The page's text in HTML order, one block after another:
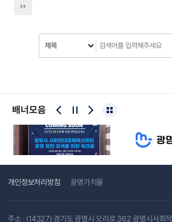
배너모음
개인정보처리방침 광명가치몰
주소 : (14327) 경기도 광명시 오리로 362 광명시사회